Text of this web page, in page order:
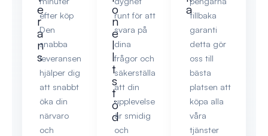
e
r
a
n
s
efter köp
Den
snabba
leveransen
hjälper dig
att snabbt
öka din
närvaro
och
o
n
e
l
l
t
s
t
ö
d
runt för att
svara på
dina
frågor och
säkerställa
att din
upplevelse
är smidig
och
atillbaka
garanti
detta gör
oss till
bästa
platsen att
köpa alla
våra
tjänster